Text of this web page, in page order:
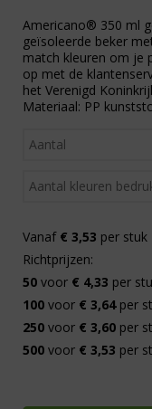
Americano® 350 ml
geïsoleerde beker
match kleuren om je
op met de
het Verenigd
Materiaal: PP
Vanaf € 3,53 per stuk
Richtprijzen:
50 voor € 4,33 per
100 voor € 3,64per
250 voor € 3,60 per
500 voor € 3,53 per